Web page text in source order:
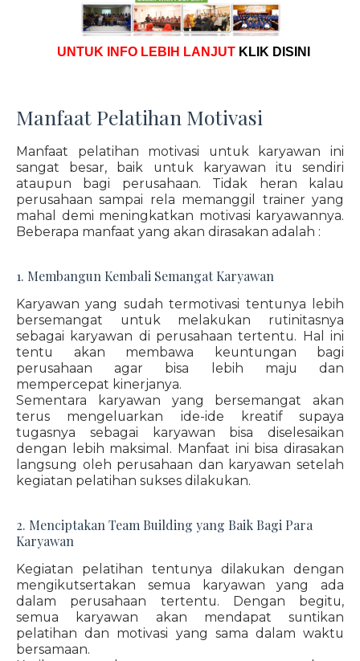
UNTUK INFO LEBIH LANJUT KLIK DISINI
Manfaat Pelatihan Motivasi
Manfaat pelatihan motivasi untuk karyawan ini
sangat besar, baik untuk karyawan itu sendiri
ataupun bagi perusahaan. Tidak heran kalau
perusahaan sampai rela memanggil trainer yang
mahal demi meningkatkan motivasi karyawannya.
Beberapa manfaat yang akan dirasakan adalah :
1. Membangun Kembali Semangat Karyawan
Karyawan yang sudah termotivasi tentunya lebih
bersemangat untuk melakukan rutinitasnya
sebagai karyawan di perusahaan tertentu. Hal ini
tentu akan membawa keuntungan bagi
perusahaan agar bisa lebih maju dan
mempercepat kinerjanya.
Sementara karyawan yang bersemangat akan
terus mengeluarkan ide-ide kreatif supaya
tugasnya sebagai karyawan bisa diselesaikan
dengan lebih maksimal. Manfaat ini bisa dirasakan
langsung oleh perusahaan dan karyawan setelah
kegiatan pelatihan sukses dilakukan.
2. Menciptakan Team Building yang Baik Bagi Para
Karyawan
Kegiatan pelatihan tentunya dilakukan dengan
mengikutsertakan semua karyawan yang ada
dalam perusahaan tertentu. Dengan begitu,
semua karyawan akan mendapat suntikan
pelatihan dan motivasi yang sama dalam waktu
bersamaan.